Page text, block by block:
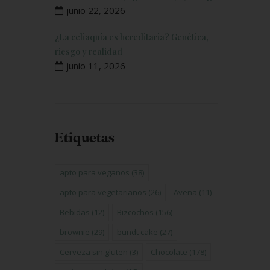
junio 22, 2026
¿La celiaquía es hereditaria? Genética,
riesgo y realidad
junio 11, 2026
Etiquetas
apto para veganos (38)
apto para vegetarianos (26) Avena (11)
Bebidas (12) Bizcochos (156)
brownie (29) bundt cake (27)
Cerveza sin gluten (3) Chocolate (178)